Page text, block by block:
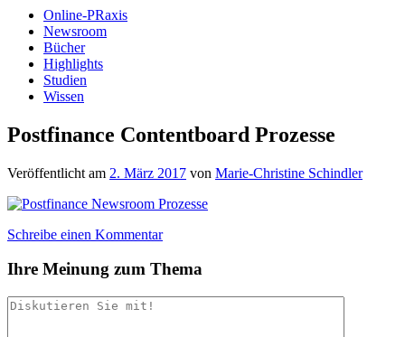
Online-PRaxis
Newsroom
Bücher
Highlights
Studien
Wissen
Postfinance Contentboard Prozesse
Veröffentlicht am 2. März 2017 von Marie-Christine Schindler
Schreibe einen Kommentar
Ihre Meinung zum Thema